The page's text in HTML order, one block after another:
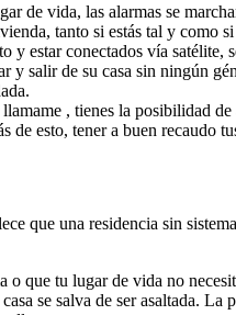
de vida, las alarmas se
tanto si estás tal y como
y estar conectados vía
y salir de su casa sin ningún
, tienes la posibilidad
esto, tener a buen recaudo
que una residencia sin
o que tu lugar de vida no
se salva de ser asaltada.